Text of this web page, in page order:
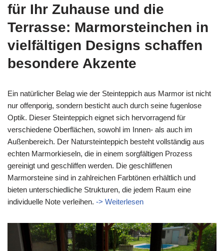
für Ihr Zuhause und die
Terrasse: Marmorsteinchen in
vielfältigen Designs schaffen
besondere Akzente
Ein natürlicher Belag wie der Steinteppich aus Marmor ist nicht
nur offenporig, sondern besticht auch durch seine fugenlose
Optik. Dieser Steinteppich eignet sich hervorragend für
verschiedene Oberflächen, sowohl im Innen- als auch im
Außenbereich. Der Natursteinteppich besteht vollständig aus
echten Marmorkieseln, die in einem sorgfältigen Prozess
gereinigt und geschliffen werden. Die geschliffenen
Marmorsteine sind in zahlreichen Farbtönen erhältlich und
bieten unterschiedliche Strukturen, die jedem Raum eine
individuelle Note verleihen. -> Weiterlesen